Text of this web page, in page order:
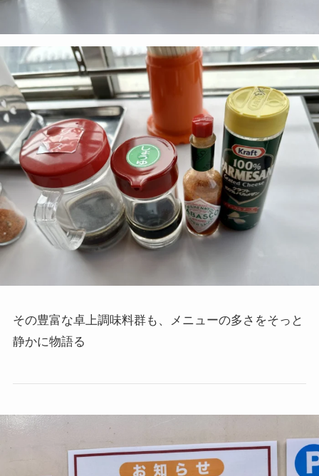
その豊富な卓上調味料群も、メニューの多さをそっと
静かに物語る